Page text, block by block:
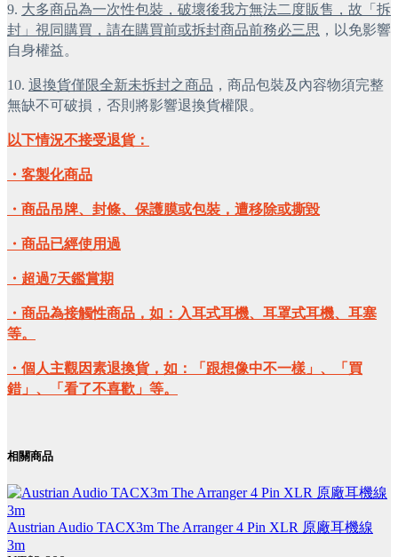
9. 大多商品為一次性包裝，破壞後我方無法二度販售，故「拆
封」視同購買，請在購買前或拆封商品前務必三思 ，以免影響
自身權益。
10. 退換貨僅限全新未拆封之商品 ，商品包裝及內容物須完整
無缺不可破損，否則將影響退換貨權限。
以下情況不接受退貨：
・客製化商品
・商品吊牌、封條、保護膜或包裝，遭移除或撕毀
・商品已經使用過
・超過7天鑑賞期
・商品為接觸性商品，如：入耳式耳機、耳罩式耳機、耳塞
等。
・個人主觀因素退換貨，如：「跟想像中不一樣」、「買
錯」、「看了不喜歡」等。
相關商品
Austrian Audio TACX3m The Arranger 4 Pin XLR 原廠耳機線
3m